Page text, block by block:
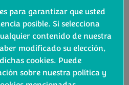
para garantizar que usted
posible. Si selecciona
contenido de nuestra
modificado su elección,
cookies. Puede
sobre nuestra política y